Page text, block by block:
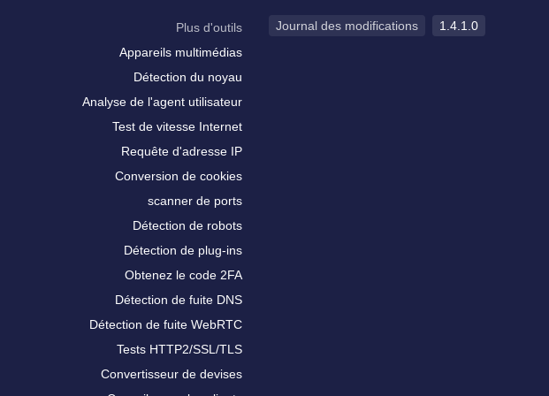
Plus d'outils
Appareils multimédias
Détection du noyau
Analyse de l'agent utilisateur
Test de vitesse Internet
Requête d'adresse IP
Conversion de cookies
scanner de ports
Détection de robots
Détection de plug-ins
Obtenez le code 2FA
Détection de fuite DNS
Détection de fuite WebRTC
Tests HTTP2/SSL/TLS
Convertisseur de devises
Journal des modifications 1.4.1.0